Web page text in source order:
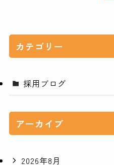
カテゴリー
採用ブログ
アーカイブ
2026年8月